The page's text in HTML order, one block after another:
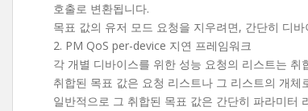
호출로 변환됩니다.
목표 값의 유저 모드 요청을 지우려면, 간단히 디
2. PM QoS per-device 지연 프레임워크
각 개별 디바이스를 위한 성능 요청의 리스트는 취
취합된 목표 값은 요청 리스트나 그 리스트의 개체
일반적으로 그 취합된 목표 값은 간단히 파라미터